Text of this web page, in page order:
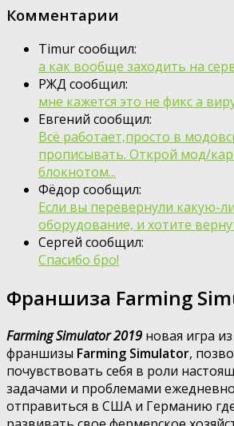
Комментарии
Timur сообщил:
а как вообще заходить на
РЖД сообщил:
мне кажется это не фикс а
Евгений сообщил:
Всё работает,просто в
прописывать. Открой мод/
блокнотом...
Фёдор сообщил:
Если вы перевернули какую-
оборудование, и хотите
Сергей сообщил:
Спасибо бро!
Франшиза Farming
Farming Simulator 2019 новая игра
франшизы Farming Simulator,
почувствовать себя в роли
задачами и проблемами
отправиться в США и Германию